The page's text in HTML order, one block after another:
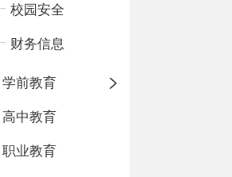
校园安全
财务信息
学前教育
高中教育
职业教育